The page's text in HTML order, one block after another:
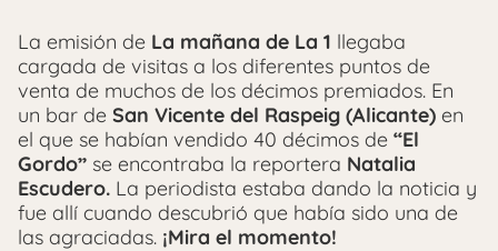
La emisión de La mañana de La 1 llegaba
cargada de visitas a los diferentes puntos de
venta de muchos de los décimos premiados. En
un bar de San Vicente del Raspeig (Alicante) en
el que se habían vendido 40 décimos de “El
Gordo” se encontraba la reportera Natalia
Escudero. La periodista estaba dando la noticia y
fue allí cuando descubrió que había sido una de
las agraciadas. ¡Mira el momento!